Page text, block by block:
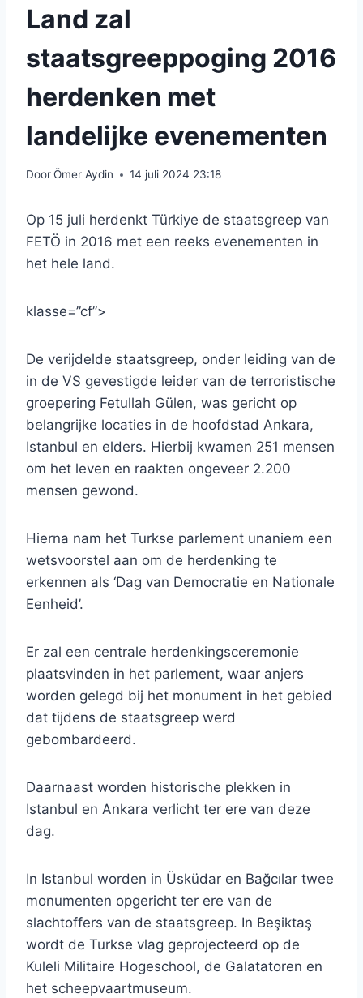
Land zal
staatsgreeppoging 2016
herdenken met
landelijke evenementen
DoorÖmer Aydin 14 juli 2024 23:18
Op 15 juli herdenkt Türkiye de staatsgreep van
FETÖ in 2016 met een reeks evenementen in
het hele land.
klasse=”cf”>
De verijdelde staatsgreep, onder leiding van de
in de VS gevestigde leider van de terroristische
groepering Fetullah Gülen, was gericht op
belangrijke locaties in de hoofdstad Ankara,
Istanbul en elders. Hierbij kwamen 251 mensen
om het leven en raakten ongeveer 2.200
mensen gewond.
Hierna nam het Turkse parlement unaniem een ​​
wetsvoorstel aan om de herdenking te
erkennen als ‘Dag van Democratie en Nationale
Eenheid’.
Er zal een centrale herdenkingsceremonie
plaatsvinden in het parlement, waar anjers
worden gelegd bij het monument in het gebied
dat tijdens de staatsgreep werd
gebombardeerd.
Daarnaast worden historische plekken in
Istanbul en Ankara verlicht ter ere van deze
dag.
In Istanbul worden in Üsküdar en Bağcılar twee
monumenten opgericht ter ere van de
slachtoffers van de staatsgreep. In Beşiktaş
wordt de Turkse vlag geprojecteerd op de
Kuleli Militaire Hogeschool, de Galatatoren en
het scheepvaartmuseum.